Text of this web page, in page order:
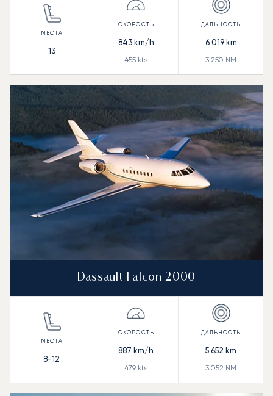
13
843km/h
455 kts
6 019km
3 250 NM
Dassault Falcon 2000
8-12
887 km/h
479 kts
5 652 km
3 052 NM